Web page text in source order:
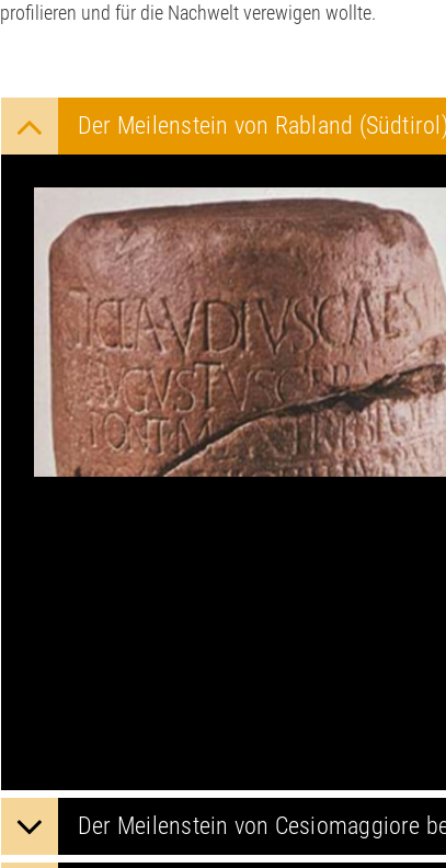
profilieren und für die Nachwelt verewigen wollte.
Der Meilenstein von Rabland (Südtirol)
Der Meilenstein von Cesiomaggiore